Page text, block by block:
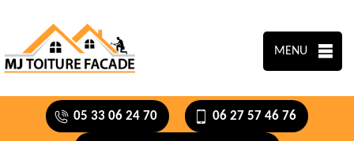
MENU
05 33 06 24 70 06 27 57 46 76